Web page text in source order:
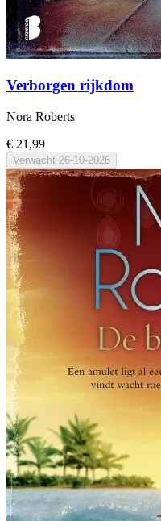
Verborgen rijkdom
Nora Roberts
€ 21,99
Verwacht 26-10-2026